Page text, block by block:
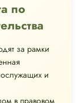
по
за рамки
и
в правовом